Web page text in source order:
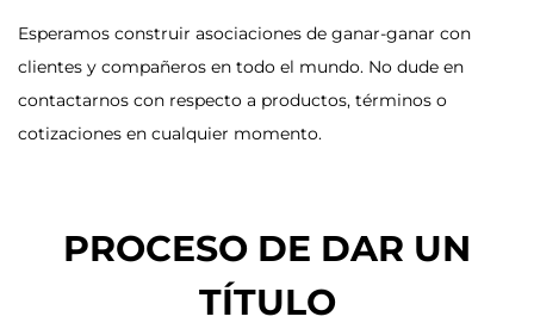
Esperamos construir asociaciones de ganar-ganar con
clientes y compañeros en todo el mundo. No dude en
contactarnos con respecto a productos, términos o
cotizaciones en cualquier momento.
PROCESO DE DAR UN
TÍTULO